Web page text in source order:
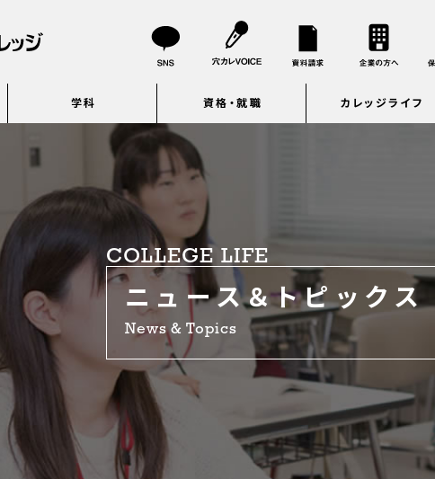
学科 資格・就職 カレッジライフ
COLLEGE LIFE
ニュース＆トピックス
News & Topics